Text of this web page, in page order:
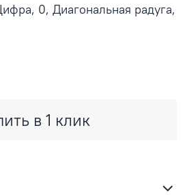
0, Диагональная радуга,
в 1 клик